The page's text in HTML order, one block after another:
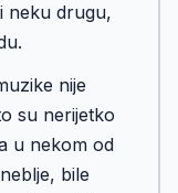
neku drugu,
nije
su nerijetko
u nekom od
bile